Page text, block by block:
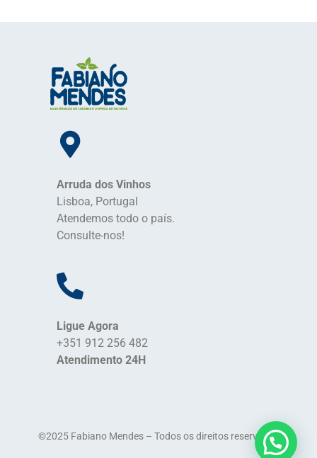
Arruda dos Vinhos
Lisboa, Portugal
Atendemos todo o país.
Consulte-nos!
Ligue Agora
+351 912 256 482
Atendimento 24H
©2025 Fabiano Mendes – Todos os direitos reservados